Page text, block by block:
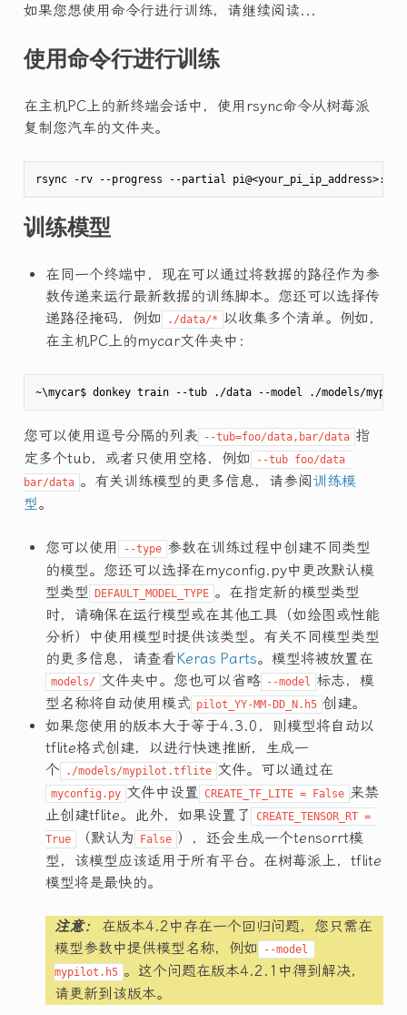
如果您想使用命令行进行训练，请继续阅读...
使用命令行进行训练
在主机PC上的新终端会话中，使用rsync命令从树莓派
复制您汽车的文件夹。
训练模型
在同一个终端中，现在可以通过将数据的路径作为参
数传递来运行最新数据的训练脚本。您还可以选择传
递路径掩码，例如
./data/* 以收集多个清单。例如，
在主机PC上的mycar文件夹中：
您可以使用逗号分隔的列表 --tub=foo/data,bar/data 指
定多个tub，或者只使用空格，例如
--tub foo/data
bar/data 。有关训练模型的更多信息，请参阅训练模
型。
您可以使用 --type 参数在训练过程中创建不同类型
的模型。您还可以选择在myconfig.py中更改默认模
型类型 DEFAULT_MODEL_TYPE 。在指定新的模型类型
时，请确保在运行模型或在其他工具（如绘图或性能
分析）中使用模型时提供该类型。有关不同模型类型
的更多信息，请查看Keras Parts。模型将被放置在
models/ 文件夹中。您也可以省略 --model
标志，模
型名称将自动使用模式 pilot_YY-MM-DD_N.h5 创建。
如果您使用的版本大于等于4.3.0，则模型将自动以
tflite格式创建，以进行快速推断，生成一
个
./models/mypilot.tflite 文件。可以通过在
myconfig.py 文件中设置 CREATE_TF_LITE = False 来禁
止创建tflite。此外，如果设置了
CREATE_TENSOR_RT =
True
（默认为 False ），还会生成一个tensorrt模
型，该模型应该适用于所有平台。在树莓派上，tflite
模型将是最快的。
注意：
在版本4.2中存在一个回归问题，您只需在
模型参数中提供模型名称，例如
--model
mypilot.h5 。这个问题在版本4.2.1中得到解决，
请更新到该版本。